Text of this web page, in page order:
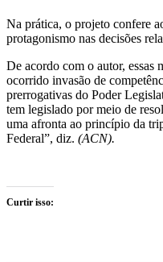
Na prática, o projeto confere
protagonismo nas decisões
De acordo com o autor, essas
ocorrido invasão de
prerrogativas do Poder
tem legislado por meio de
uma afronta ao princípio da
Federal”, diz. (ACN).
Curtir isso: